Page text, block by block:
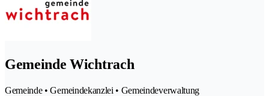
Gemeinde Wichtrach
Gemeinde • Gemeindekanzlei • Gemeindeverwaltung